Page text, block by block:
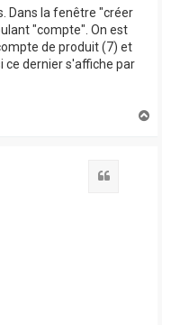
Dans la fenêtre "créer
"compte". On est
de produit (7) et
ce dernier s'affiche par